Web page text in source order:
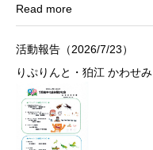
Read more
活動報告（2026/7/23）
りぷりんと・狛江 かわせみ